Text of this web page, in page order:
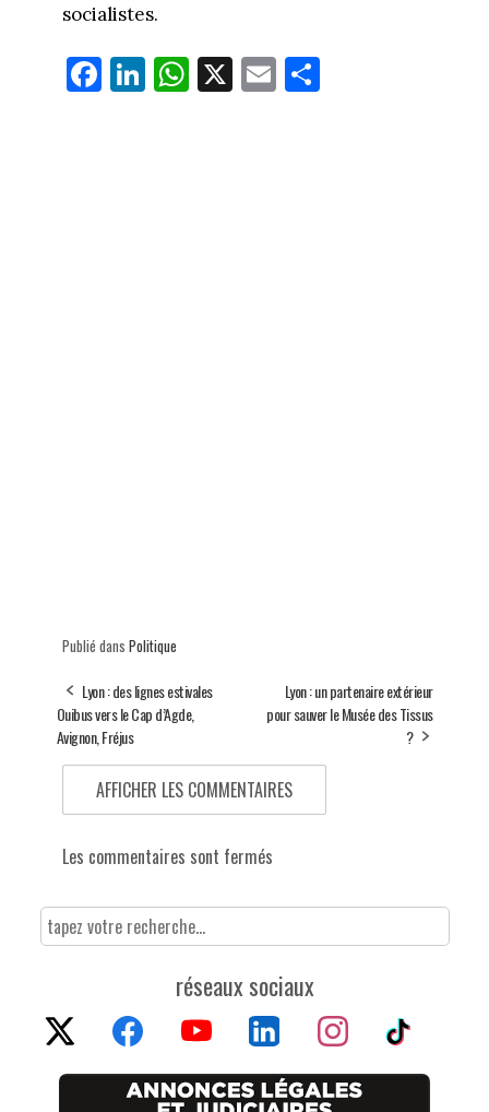
socialistes.
Fa
ce
Li
nk
W
ha
X E
m
Pa
rt
Publié dans Politique
Lyon : des lignes estivales
Ouibus vers le Cap d’Agde,
Avignon, Fréjus
Lyon : un partenaire extérieur
pour sauver le Musée des Tissus
?
AFFICHER LES COMMENTAIRES
Les commentaires sont fermés
réseaux sociaux